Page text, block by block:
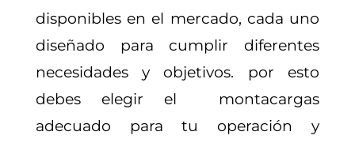
disponibles en el mercado, cada uno
diseñado para cumplir diferentes
necesidades y objetivos. por esto
debes elegir el montacargas
adecuado para tu operación y